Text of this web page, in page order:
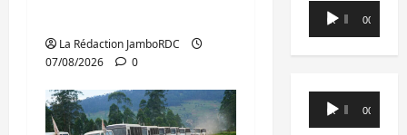
La Rédaction JamboRDC
07/08/2026
0
Lecteur
audio
00:00 00:00
Lecteur
audio
00:00 00:00